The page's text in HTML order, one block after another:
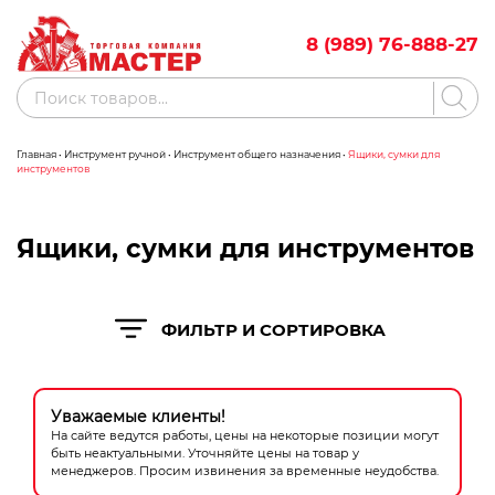
content
8 (989) 76-888-27
Акции Бренды
Водоснабжение
Измерительное оборудование
Клининговое оборудование
Компрессорное оборудование
Поиск
товаров
Главная• Инструмент ручной• Инструмент общего назначения• Ящики, сумки для
инструментов
Ящики, сумки для инструментов
Уважаемые клиенты!
На сайте ведутся работы, цены на некоторые позиции могут
быть неактуальными. Уточняйте цены на товар у
менеджеров. Просим извинения за временные неудобства.
ФИЛЬТР И СОРТИРОВКА